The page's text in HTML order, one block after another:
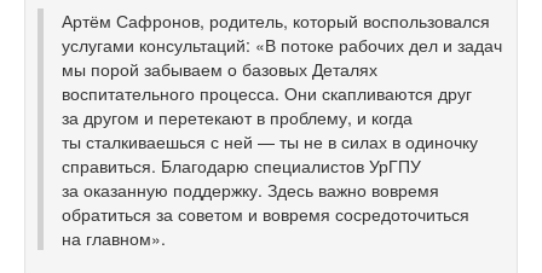
Артём Сафронов, родитель, который воспользовался
услугами консультаций: «В потоке рабочих дел и задач
мы порой забываем о базовых Деталях
воспитательного процесса. Они скапливаются друг
за другом и перетекают в проблему, и когда
ты сталкиваешься с ней — ты не в силах в одиночку
справиться. Благодарю специалистов УрГПУ
за оказанную поддержку. Здесь важно вовремя
обратиться за советом и вовремя сосредоточиться
на главном».